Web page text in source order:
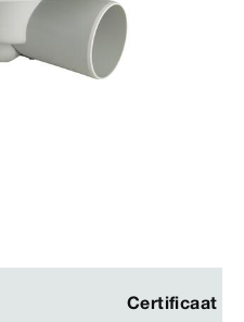
Certificaat
Certificaat